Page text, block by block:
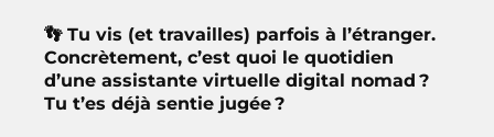
👣 Tu vis (et travailles) parfois à l’étranger.
Concrètement, c’est quoi le quotidien
d’une assistante virtuelle digital nomad ?
Tu t’es déjà sentie jugée ?